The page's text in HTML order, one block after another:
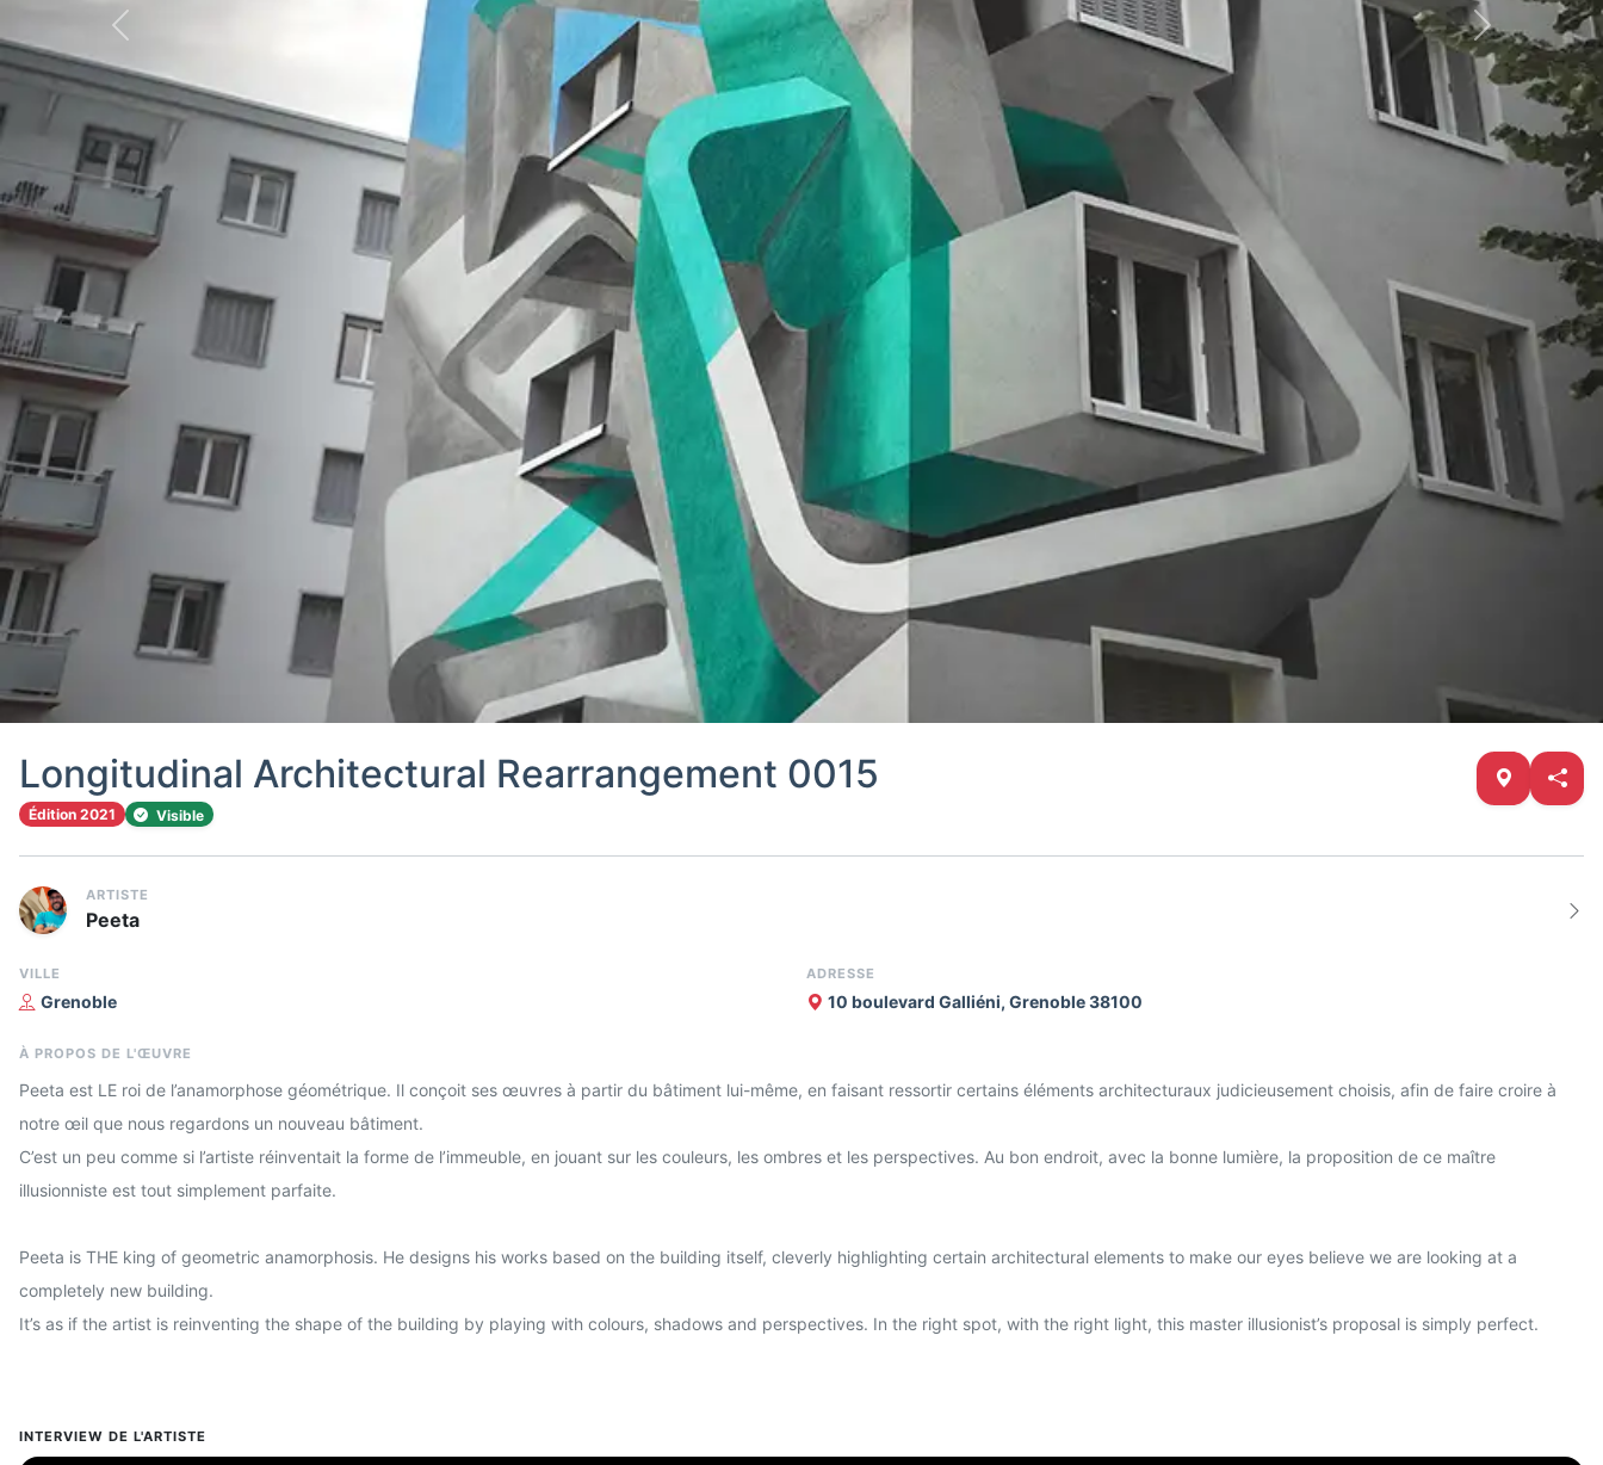
Longitudinal Architectural Rearrangement 0015
Édition 2021 Visible
ARTISTE
Peeta
VILLE
Grenoble
ADRESSE
10 boulevard Galliéni, Grenoble 38100
À PROPOS DE L'ŒUVRE
Peeta est LE roi de l’anamorphose géométrique. Il conçoit ses œuvres à partir du bâtiment lui-même, en faisant ressortir certains éléments architecturaux judicieusement choisis, afin de faire croire à
notre œil que nous regardons un nouveau bâtiment.
C’est un peu comme si l’artiste réinventait la forme de l’immeuble, en jouant sur les couleurs, les ombres et les perspectives. Au bon endroit, avec la bonne lumière, la proposition de ce maître
illusionniste est tout simplement parfaite.
Peeta is THE king of geometric anamorphosis. He designs his works based on the building itself, cleverly highlighting certain architectural elements to make our eyes believe we are looking at a
completely new building.
It’s as if the artist is reinventing the shape of the building by playing with colours, shadows and perspectives. In the right spot, with the right light, this master illusionist’s proposal is simply perfect.
INTERVIEW DE L'ARTISTE